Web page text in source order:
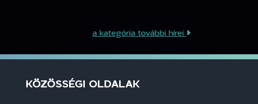
a kategória további hírei
KÖZÖSSÉGI OLDALAK